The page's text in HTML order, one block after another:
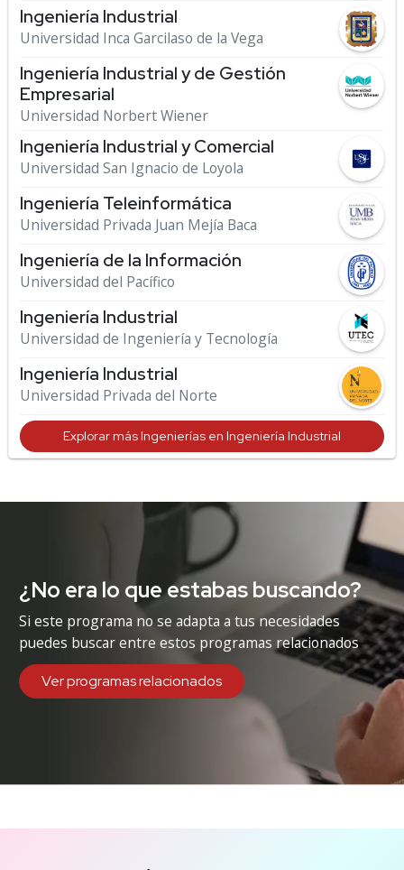
Ingeniería Industrial
Universidad Inca Garcilaso de la Vega
Ingeniería Industrial y de Gestión
Empresarial
Universidad Norbert Wiener
Ingeniería Industrial y Comercial
Universidad San Ignacio de Loyola
Ingeniería Teleinformática
Universidad Privada Juan Mejía Baca
Ingeniería de la Información
Universidad del Pacífico
Ingeniería Industrial
Universidad de Ingeniería y Tecnología
Ingeniería Industrial
Universidad Privada del Norte
Explorar más Ingenierías en Ingeniería Industrial
¿No era lo que estabas buscando?
Si este programa no se adapta a tus necesidades
puedes buscar entre estos programas relacionados
Ver programas relacionados